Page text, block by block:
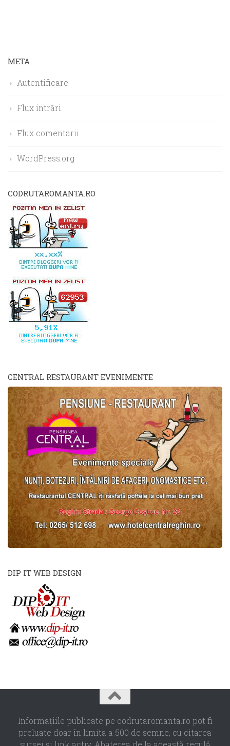
META
Autentificare
Flux intrări
Flux comentarii
WordPress.org
CODRUTAROMANTA.RO
CENTRAL RESTAURANT EVENIMENTE
DIP IT WEB DESIGN
Informaţiile publicate pe codrutaromanta.ro pot fi
preluate doar în limita a 500 de semne, cu citarea